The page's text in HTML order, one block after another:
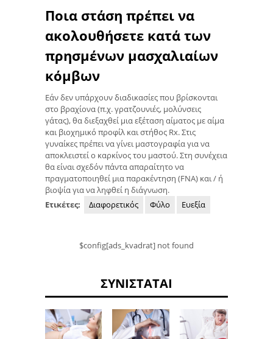
Ποια στάση πρέπει να
ακολουθήσετε κατά των
πρησμένων μασχαλιαίων
κόμβων
Εάν δεν υπάρχουν διαδικασίες που βρίσκονται
στο βραχίονα (π.χ. γρατζουνιές, μολύνσεις
γάτας), θα διεξαχθεί μια εξέταση αίματος με αίμα
και βιοχημικό προφίλ και στήθος Rx. Στις
γυναίκες πρέπει να γίνει μαστογραφία για να
αποκλειστεί ο καρκίνος του μαστού. Στη συνέχεια
θα είναι σχεδόν πάντα απαραίτητο να
πραγματοποιηθεί μια παρακέντηση (FNA) και / ή
βιοψία για να ληφθεί η διάγνωση.
Ετικέτες:
Διαφορετικός Φύλο Ευεξία
$config[ads_kvadrat] not found
ΣΥΝΙΣΤΆΤΑΙ